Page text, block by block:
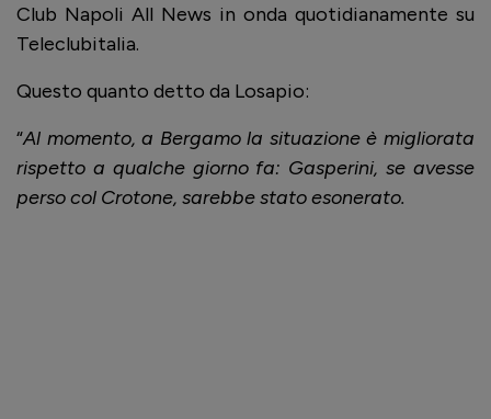
Club Napoli All News in onda quotidianamente su
Teleclubitalia.
Questo quanto detto da Losapio:
“Al momento, a Bergamo la situazione è migliorata
rispetto a qualche giorno fa: Gasperini, se avesse
perso col Crotone, sarebbe stato esonerato.